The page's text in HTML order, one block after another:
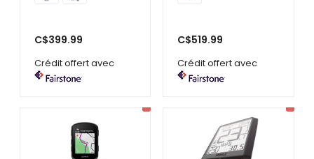
C$399.99
Crédit offert avec
C$519.99
Crédit offert avec